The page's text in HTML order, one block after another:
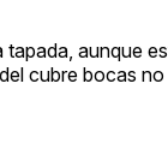
tapada, aunque
cubre bocas